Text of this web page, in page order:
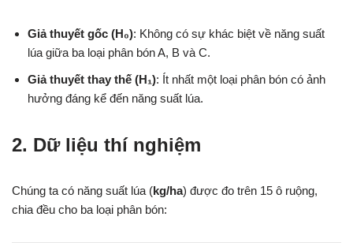
Giả thuyết gốc (H₀): Không có sự khác biệt về năng suất
lúa giữa ba loại phân bón A, B và C.
Giả thuyết thay thế (H₁): Ít nhất một loại phân bón có ảnh
hưởng đáng kể đến năng suất lúa.
2. Dữ liệu thí nghiệm
Chúng ta có năng suất lúa (kg/ha) được đo trên 15 ô ruộng,
chia đều cho ba loại phân bón: